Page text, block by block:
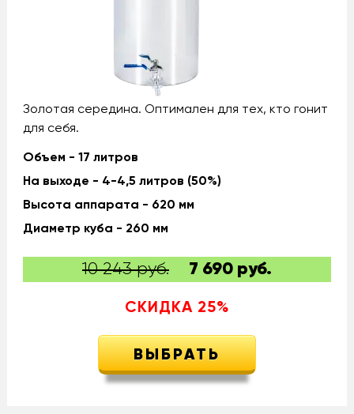
Золотая середина. Оптимален для тех, кто гонит
для себя.
Объем - 17 литров
На выходе - 4-4,5 литров (50%)
Высота аппарата - 620 мм
Диаметр куба - 260 мм
10 243 руб. 7 690руб.
СКИДКА 25%
ВЫБРАТЬ